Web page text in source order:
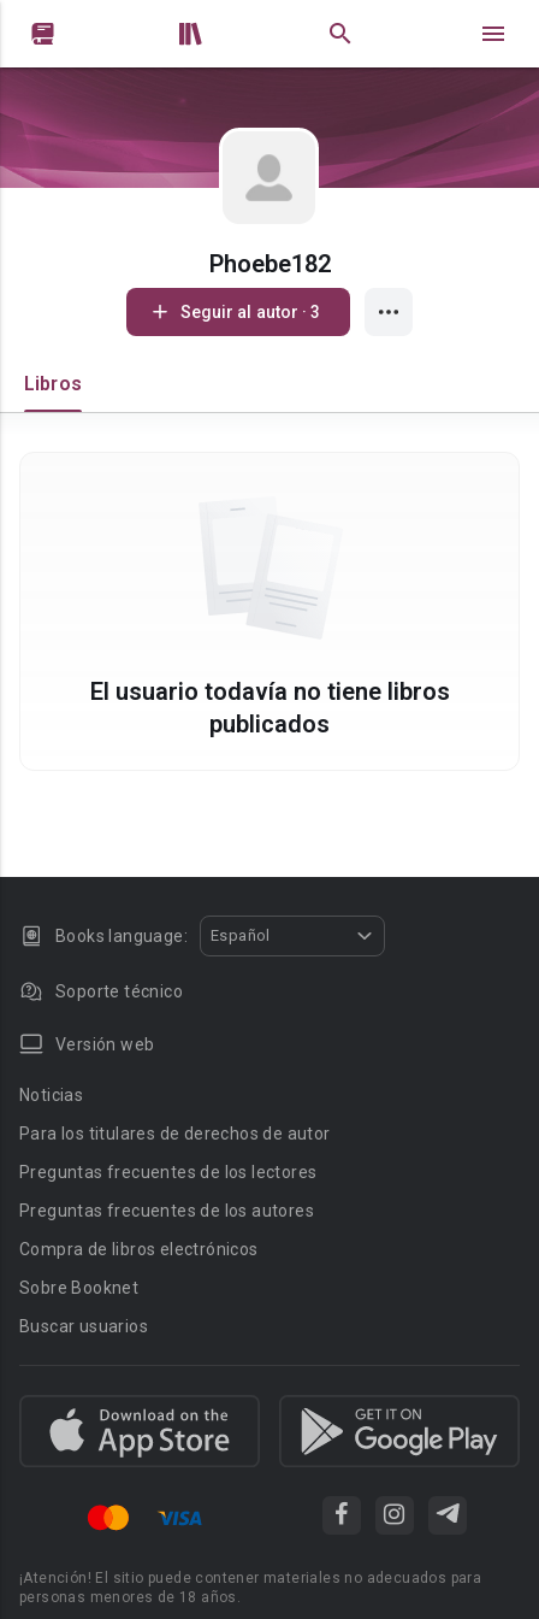
 
Phoebe182
Seguir al autor · 3
Libros
El usuario todavía no tiene libros
publicados
Books language: Español
Soporte técnico
Versión web
Noticias
Para los titulares de derechos de autor
Preguntas frecuentes de los lectores
Preguntas frecuentes de los autores
Compra de libros electrónicos
Sobre Booknet
Buscar usuarios
¡Atención! El sitio puede contener materiales no adecuados para
personas menores de 18 años.